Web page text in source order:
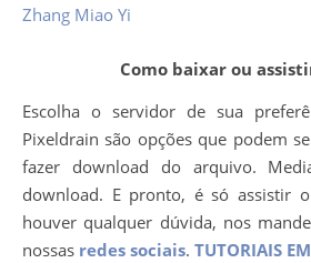
Zhang Miao Yi
Como baixar ou
Escolha o servidor de sua
Pixeldrain são opções que podem
fazer download do arquivo.
download. E pronto, é só assistir
houver qualquer dúvida, nos
nossas redes sociais. TUTORIAIS